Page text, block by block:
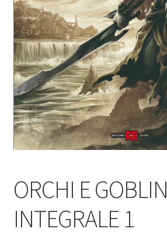
ORCHI E GOBLIN
INTEGRALE 1